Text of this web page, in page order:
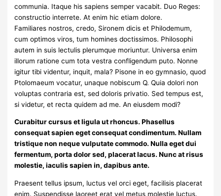
communia. Itaque his sapiens semper vacabit. Duo Reges:
constructio interrete. At enim hic etiam dolore.
Familiares nostros, credo, Sironem dicis et Philodemum,
cum optimos viros, tum homines doctissimos. Philosophi
autem in suis lectulis plerumque moriuntur. Universa enim
illorum ratione cum tota vestra confligendum puto. Nonne
igitur tibi videntur, inquit, mala? Pisone in eo gymnasio, quod
Ptolomaeum vocatur, unaque nobiscum Q. Quia dolori non
voluptas contraria est, sed doloris privatio. Sed tempus est,
si videtur, et recta quidem ad me. An eiusdem modi?
Curabitur cursus et ligula ut rhoncus. Phasellus
consequat sapien eget consequat condimentum. Nullam
tristique non neque vulputate commodo. Nulla eget dui
fermentum, porta dolor sed, placerat lacus. Nunc at risus
molestie, iaculis sapien in, dapibus ante.
Praesent tellus ipsum, luctus vel orci eget, facilisis placerat
enim. Suspendisse laoreet erat vel metus molestie luctus.